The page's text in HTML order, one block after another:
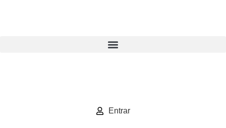
Entrar